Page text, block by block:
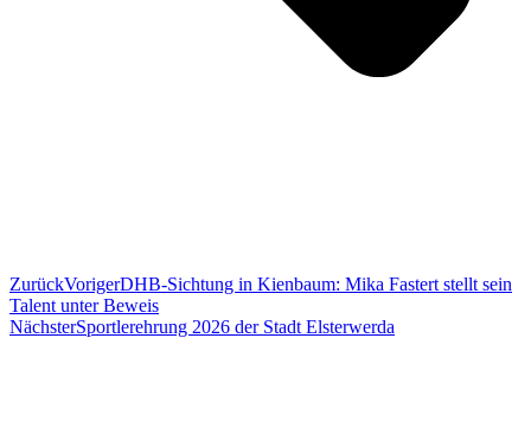
ZurückVorigerDHB-Sichtung in Kienbaum: Mika Fastert stellt sein
Talent unter Beweis
NächsterSportlerehrung 2026 der Stadt Elsterwerda